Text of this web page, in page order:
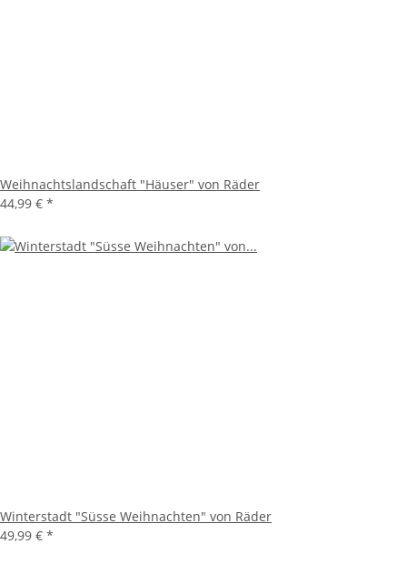
Weihnachtslandschaft "Häuser" von Räder
44,99 € *
Winterstadt "Süsse Weihnachten" von Räder
49,99 € *